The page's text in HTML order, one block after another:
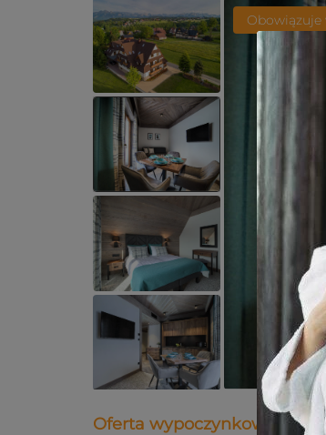
Obowiązuje
Oferta wypoczynkowa